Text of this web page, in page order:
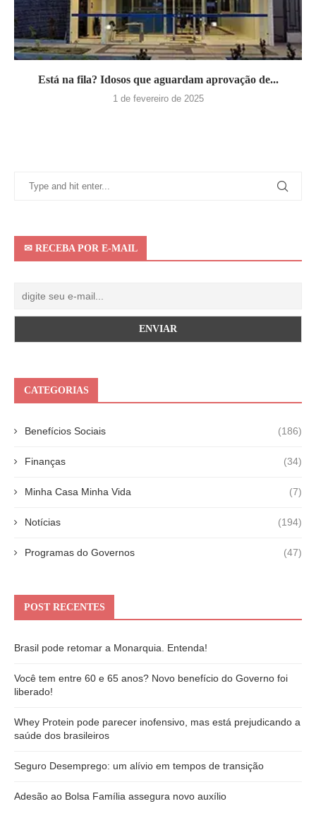
Está na fila? Idosos que aguardam aprovação de...
1 de fevereiro de 2025
✉ RECEBA POR E-MAIL
CATEGORIAS
Benefícios Sociais (186)
Finanças (34)
Minha Casa Minha Vida (7)
Notícias (194)
Programas do Governos (47)
POST RECENTES
Brasil pode retomar a Monarquia. Entenda!
Você tem entre 60 e 65 anos? Novo benefício do Governo foi
liberado!
Whey Protein pode parecer inofensivo, mas está prejudicando a
saúde dos brasileiros
Seguro Desemprego: um alívio em tempos de transição
Adesão ao Bolsa Família assegura novo auxílio